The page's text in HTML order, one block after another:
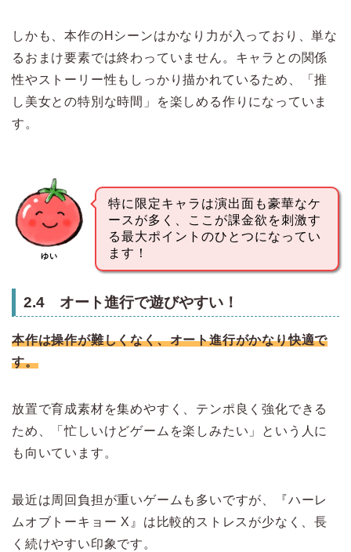
しかも、本作のHシーンはかなり力が入っており、単な
るおまけ要素では終わっていません。キャラとの関係
性やストーリー性もしっかり描かれているため、「推
し美女との特別な時間」を楽しめる作りになっていま
す。
ゆい
特に限定キャラは演出面も豪華なケ
ースが多く、ここが課金欲を刺激す
る最大ポイントのひとつになってい
ます！
2.4 オート進行で遊びやすい！
本作は操作が難しくなく、オート進行がかなり快適で
す。
放置で育成素材を集めやすく、テンポ良く強化できる
ため、「忙しいけどゲームを楽しみたい」という人に
も向いています。
最近は周回負担が重いゲームも多いですが、『ハーレ
ムオブトーキョー X』は比較的ストレスが少なく、長
く続けやすい印象です。